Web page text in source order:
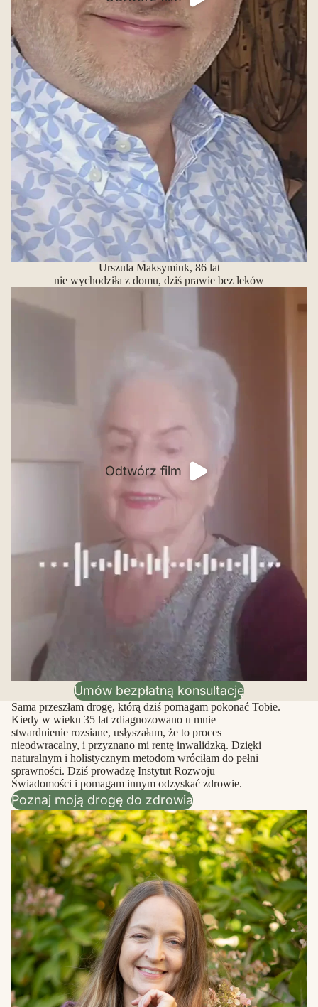
Urszula Maksymiuk, 86 lat
nie wychodziła z domu, dziś prawie bez leków
Odtwórz film
Umów bezpłatną konsultację
Sama przeszłam drogę, którą dziś pomagam pokonać Tobie.
Kiedy w wieku 35 lat zdiagnozowano u mnie
stwardnienie rozsiane, usłyszałam, że to proces
nieodwracalny, i przyznano mi rentę inwalidzką. Dzięki
naturalnym i holistycznym metodom wróciłam do pełni
sprawności. Dziś prowadzę Instytut Rozwoju
Świadomości i pomagam innym odzyskać zdrowie.
Poznaj moją drogę do zdrowia